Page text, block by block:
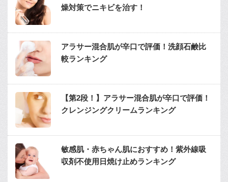
燥対策でニキビを治す！
アラサー混合肌が辛口で評価！洗顔石鹸比
較ランキング
【第2段！】アラサー混合肌が辛口で評価！
クレンジングクリームランキング
敏感肌・赤ちゃん肌におすすめ！紫外線吸
収剤不使用日焼け止めランキング